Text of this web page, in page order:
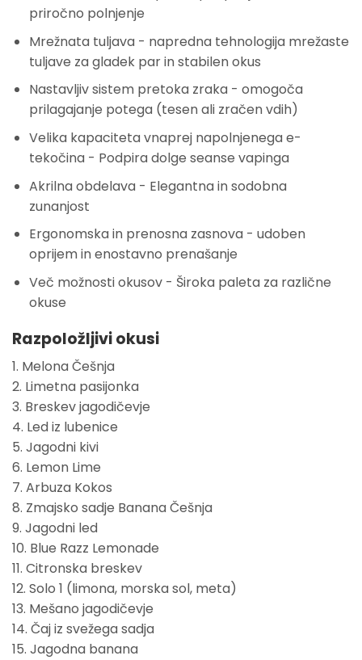
priročno polnjenje
Mrežnata tuljava - napredna tehnologija mrežaste
tuljave za gladek par in stabilen okus
Nastavljiv sistem pretoka zraka - omogoča
prilagajanje potega (tesen ali zračen vdih)
Velika kapaciteta vnaprej napolnjenega e-
tekočina - Podpira dolge seanse vapinga
Akrilna obdelava - Elegantna in sodobna
zunanjost
Ergonomska in prenosna zasnova - udoben
oprijem in enostavno prenašanje
Več možnosti okusov - Široka paleta za različne
okuse
Razpoložljivi okusi
1. Melona Češnja
2. Limetna pasijonka
3. Breskev jagodičevje
4. Led iz lubenice
5. Jagodni kivi
6. Lemon Lime
7. Arbuza Kokos
8. Zmajsko sadje Banana Češnja
9. Jagodni led
10. Blue Razz Lemonade
11. Citronska breskev
12. Solo 1 (limona, morska sol, meta)
13. Mešano jagodičevje
14. Čaj iz svežega sadja
15. Jagodna banana